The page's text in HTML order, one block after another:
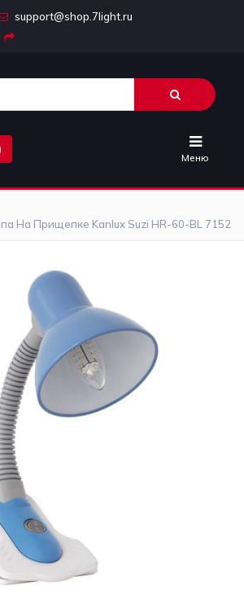
support@shop.7light.ru
Меню
На Прищепке Kanlux Suzi HR-60-BL 7152